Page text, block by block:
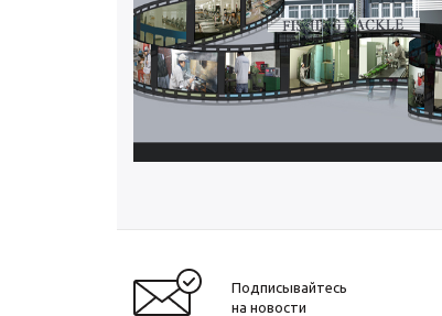
Подписывайтесь
на новости